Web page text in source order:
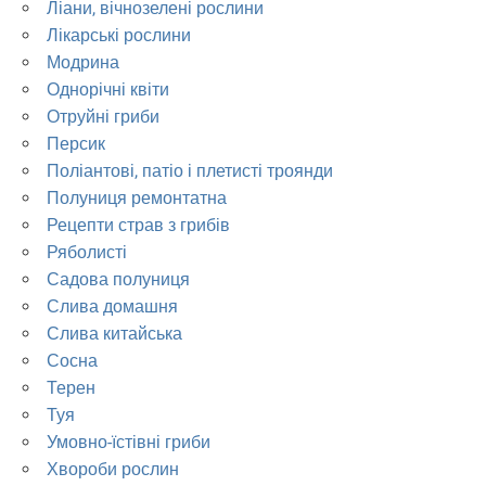
Ліани, вічнозелені рослини
Лікарські рослини
Модрина
Однорічні квіти
Отруйні гриби
Персик
Поліантові, патіо і плетисті троянди
Полуниця ремонтатна
Рецепти страв з грибів
Ряболисті
Садова полуниця
Слива домашня
Слива китайська
Сосна
Терен
Туя
Умовно-їстівні гриби
Хвороби рослин